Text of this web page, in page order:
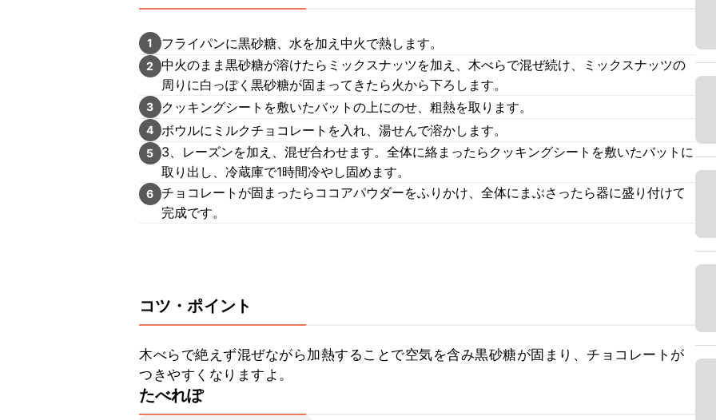
1 フライパンに黒砂糖、水を加え中火で熱します。
2
中火のまま黒砂糖が溶けたらミックスナッツを加え、木べらで混ぜ続け、ミックスナッツの
周りに白っぽく黒砂糖が固まってきたら火から下ろします。
3 クッキングシートを敷いたバットの上にのせ、粗熱を取ります。
4 ボウルにミルクチョコレートを入れ、湯せんで溶かします。
5
3、レーズンを加え、混ぜ合わせます。全体に絡まったらクッキングシートを敷いたバットに
取り出し、冷蔵庫で1時間冷やし固めます。
6 チョコレートが固まったらココアパウダーをふりかけ、全体にまぶさったら器に盛り付けて
完成です。
コツ・ポイント
木べらで絶えず混ぜながら加熱することで空気を含み黒砂糖が固まり、チョコレートが
つきやすくなりますよ。
たべれぽ